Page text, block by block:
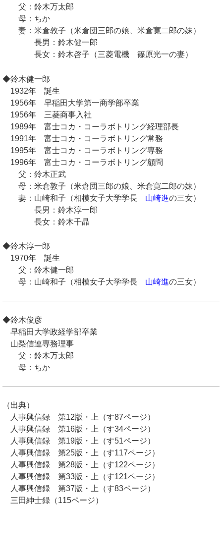
父：鈴木万太郎
母：ちか
妻：米倉敦子（米倉団三郎の娘、米倉寛二郎の妹）
長男：鈴木健一郎
長女：鈴木啓子（三菱電機 篠原光一の妻）
◆鈴木健一郎
1932年 誕生
1956年 早稲田大学第一商学部卒業
1956年 三菱商事入社
1989年 富士コカ・コーラボトリング経理部長
1991年 富士コカ・コーラボトリング常務
1995年 富士コカ・コーラボトリング専務
1996年 富士コカ・コーラボトリング顧問
父：鈴木正武
母：米倉敦子（米倉団三郎の娘、米倉寛二郎の妹）
妻：山崎和子（相模女子大学学長 山崎進の三女）
長男：鈴木淳一郎
長女：鈴木千晶
◆鈴木淳一郎
1970年 誕生
父：鈴木健一郎
母：山崎和子（相模女子大学学長 山崎進の三女）
◆鈴木俊彦
早稲田大学政経学部卒業
山梨信連専務理事
父：鈴木万太郎
母：ちか
（出典）
人事興信録 第12版・上（す87ページ）
人事興信録 第16版・上（す34ページ）
人事興信録 第19版・上（す51ページ）
人事興信録 第25版・上（す117ページ）
人事興信録 第28版・上（す122ページ）
人事興信録 第33版・上（す121ページ）
人事興信録 第37版・上（す83ページ）
三田紳士録（115ページ）